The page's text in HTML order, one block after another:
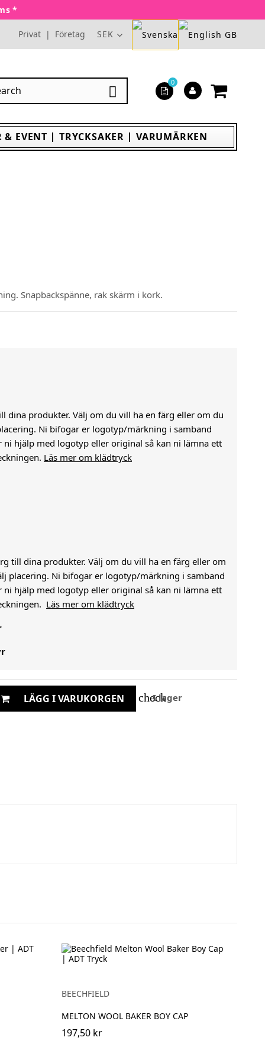
*
Privat | Företag SEK

0
& EVENT TRYCKSAKER VARUMÄRKEN
Snapbackspänne, rak skärm i kork.
dina produkter. Välj om du vill ha en färg eller om du
Ni bifogar er logotyp/märkning i samband
ni hjälp med logotyp eller original så kan ni lämna ett
Läs mer om klädtryck
till dina produkter. Välj om du vill ha en färg eller om
placering. Ni bifogar er logotyp/märkning i samband
ni hjälp med logotyp eller original så kan ni lämna ett
Läs mer om klädtryck
LÄGG I VARUKORGEN check
I lager
BEECHFIELD
MELTON WOOL BAKER BOY CAP
197,50 kr